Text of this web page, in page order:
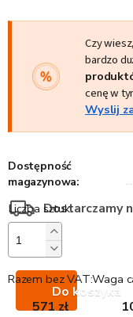
Czy
bardzo
cenę w
Wyslij
Dostępność
magazynowa:
Dostarczamy
Do koszyka
Waga
Razem bez VAT:
571 zł